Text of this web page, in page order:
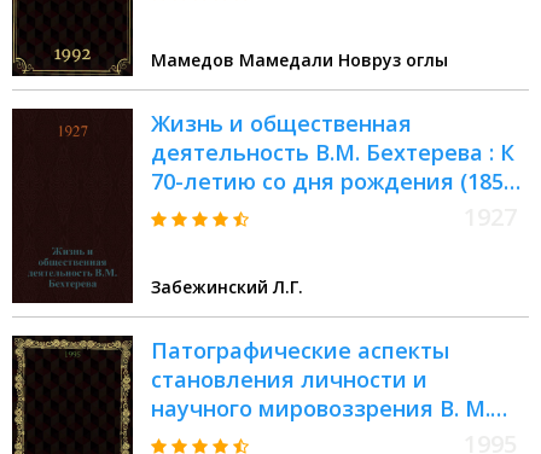
Мамедов Мамедали Новруз оглы
Жизнь и общественная
деятельность В.М. Бехтерева : К
70-летию со дня рождения (1857-
1927 г.)
Забежинский Л.Г.
Патографические аспекты
становления личности и
научного мировоззрения В. М.
Бехтерева: (Клинико-архив.